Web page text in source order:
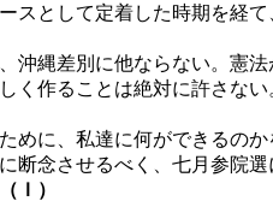
として定着した時期を経て
縄差別に他ならない。憲
作ることは絶対に許さな
に、私達に何ができるの
断念させるべく、七月参院
Ｉ）